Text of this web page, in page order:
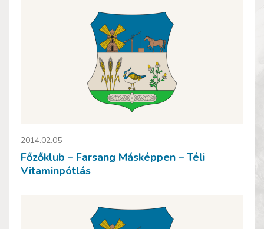
2014.02.05
Főzőklub – Farsang Másképpen – Téli
Vitaminpótlás